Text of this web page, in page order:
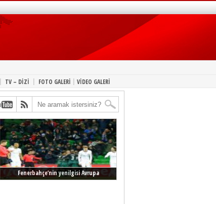
| TV – DİZİ | FOTO GALERİ | VİDEO GALERİ
Fenerbahçe’nin yenilgisi Avrupa